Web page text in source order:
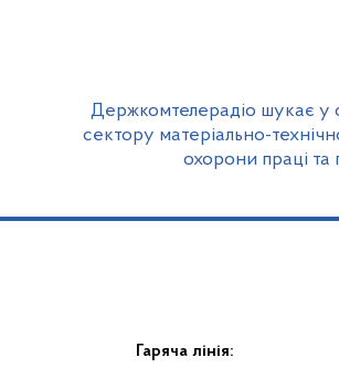
Держкомтелерадіо шукає у
сектору матеріально-
охорони праці
Гаряча лінія: